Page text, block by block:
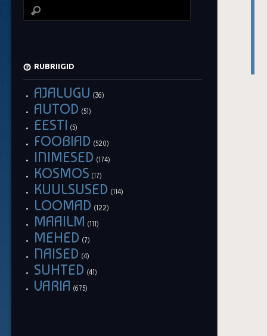
RUBRIIGID
AJALUGU (36)
AUTOD (51)
EESTI (5)
FOOBIAD (520)
INIMESED (174)
KOSMOS (17)
KUULSUSED (114)
LOOMAD (122)
MAAILM (111)
MEHED (7)
NAISED (4)
SUHTED (41)
VARIA (675)